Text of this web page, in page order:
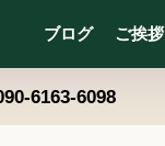
ブログ ご挨拶
6163-6098